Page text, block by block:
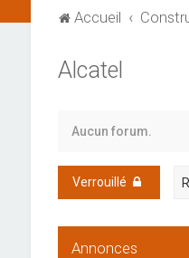
Accueil
Alcatel
Aucun forum.
Verrouillé
Annonces